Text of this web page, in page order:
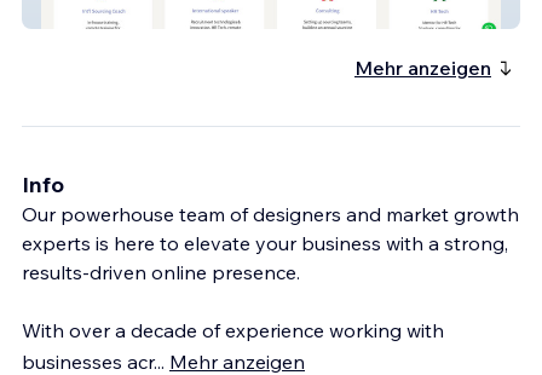
karenazulai
Mehr anzeigen
Info
Our powerhouse team of designers and market growth
experts is here to elevate your business with a strong,
results-driven online presence.
With over a decade of experience working with
businesses acr... Mehr anzeigen